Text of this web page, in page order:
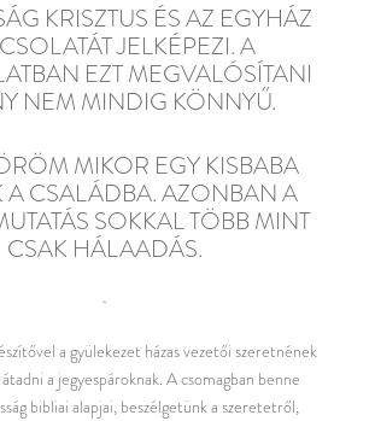
KRISZTUS ÉS AZ EGYHÁZ
JELKÉPEZI. A
EZT MEGVALÓSÍTANI
NEM MINDIG KÖNNYŰ.
MIKOR EGY KISBABA
A CSALÁDBA. AZONBAN A
SOKKAL TÖBB MINT
CSAK HÁLAADÁS.
a gyülekezet házas vezetői szeretnének
a jegyespároknak. A csomagban benne
bibliai alapjai, beszélgetünk a szeretetről,